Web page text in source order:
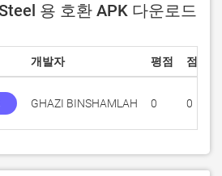
용 호환 APK 다운로드
개발자 평점 점수
GHAZI BINSHAMLAH 0 0